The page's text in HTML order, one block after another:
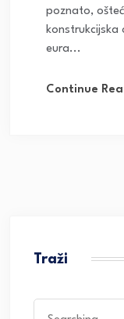
poznato,
konstrukcijska
eura...
Continue
Traži